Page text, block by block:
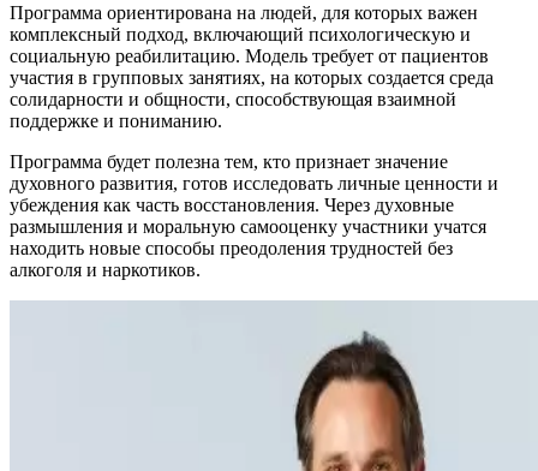
Программа ориентирована на людей, для которых важен
комплексный подход, включающий психологическую и
социальную реабилитацию. Модель требует от пациентов
участия в групповых занятиях, на которых создается среда
солидарности и общности, способствующая взаимной
поддержке и пониманию.
Программа будет полезна тем, кто признает значение
духовного развития, готов исследовать личные ценности и
убеждения как часть восстановления. Через духовные
размышления и моральную самооценку участники учатся
находить новые способы преодоления трудностей без
алкоголя и наркотиков.